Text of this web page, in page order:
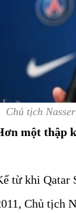
Chủ tịch
một thập
từ khi Qatar
Chủ tịch